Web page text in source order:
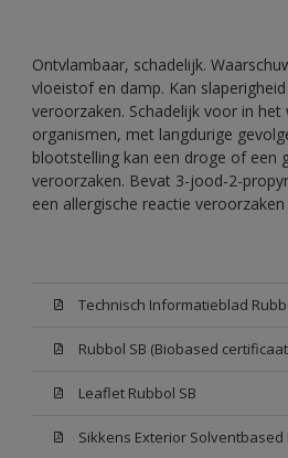
Ontvlambaar, schadelijk.
vloeistof en damp. Kan
veroorzaken. Schadelijk voor in het
organismen, met langdurige
blootstelling kan een droge of een
veroorzaken. Bevat 3-jood-2-
een allergische reactie veroorzaken
Technisch Informatieblad
Rubbol SB (Biobased
Leaflet Rubbol SB